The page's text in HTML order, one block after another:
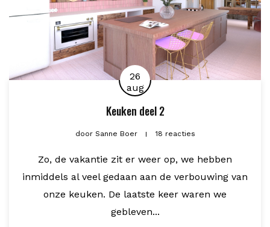
26
aug
Keuken deel 2
doorSanne Boer 18 reacties
Zo, de vakantie zit er weer op, we hebben
inmiddels al veel gedaan aan de verbouwing van
onze keuken. De laatste keer waren we
gebleven...